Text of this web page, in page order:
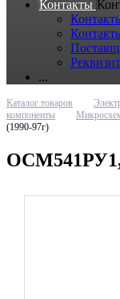
Контакты
...
Каталог товаров
компоненты
(1990-97г)
ОСМ541РУ1,